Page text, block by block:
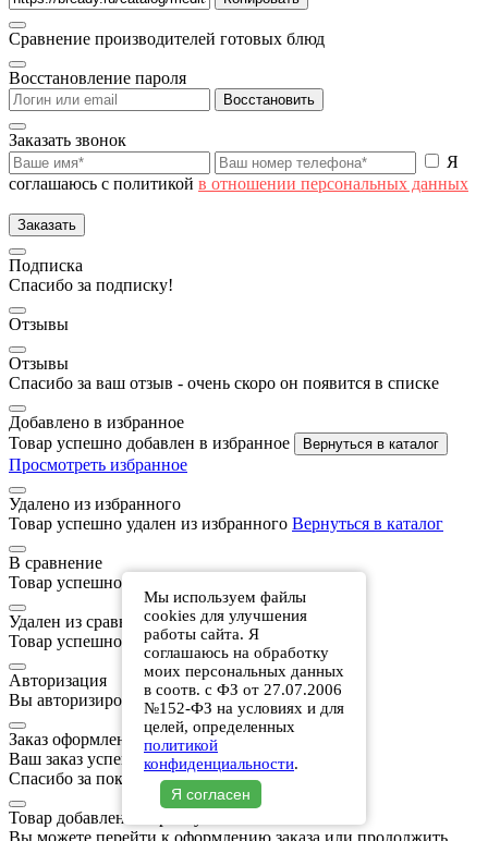
Сравнение производителей готовых блюд
Восстановление пароля
Восстановить
Заказать звонок
Я
соглашаюсь с политикой в отношении персональных данных
Заказать
Подписка
Спасибо за подписку!
Отзывы
Отзывы
Спасибо за ваш отзыв - очень скоро он появится в списке
Добавлено в избранное
Товар успешно добавлен в избранное
Вернуться в каталог
Просмотреть избранное
Удалено из избранного
Товар успешно удален из избранного Вернуться в каталог
В сравнение
Товар успешно добавлен в сравнение
Удален из сравнения
Товар успешно удален из сравнения
Авторизация
Вы авторизировались на этом сайте
Заказ оформлен
Ваш заказ успешно оформлен.
Спасибо за покупку!
Товар добавлен в корзину
Вы можете перейти к оформлению заказа или продолжить
Мы используем файлы
cookies для улучшения
работы сайта. Я
соглашаюсь на обработку
моих персональных данных
в соотв. с ФЗ от 27.07.2006
№152-ФЗ на условиях и для
целей, определенных
политикой
конфиденциальности.
Я согласен